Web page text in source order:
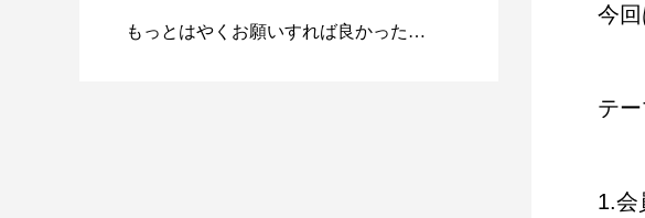
今
テー
1.会
もっとはやくお願いすれば良かった… 【動画】人